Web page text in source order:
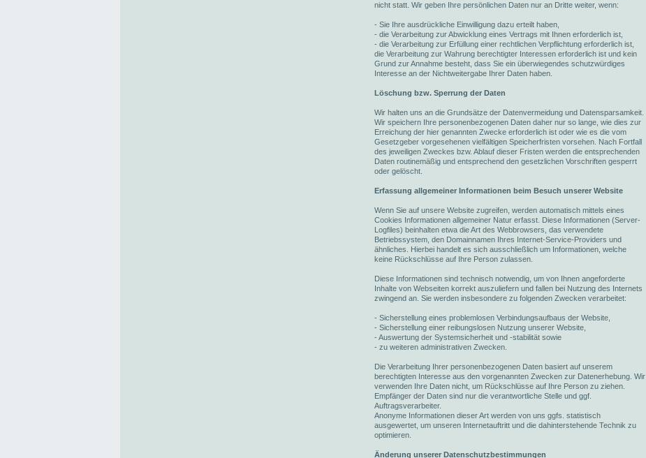
nicht statt. Wir geben Ihre persönlichen Daten nur an Dritte weiter, wenn:
- Sie Ihre ausdrückliche Einwilligung dazu erteilt haben,
- die Verarbeitung zur Abwicklung eines Vertrags mit Ihnen erforderlich ist,
- die Verarbeitung zur Erfüllung einer rechtlichen Verpflichtung erforderlich ist,
die Verarbeitung zur Wahrung berechtigter Interessen erforderlich ist und kein
Grund zur Annahme besteht, dass Sie ein überwiegendes schutzwürdiges
Interesse an der Nichtweitergabe Ihrer Daten haben.
Löschung bzw. Sperrung der Daten
Wir halten uns an die Grundsätze der Datenvermeidung und Datensparsamkeit.
Wir speichern Ihre personenbezogenen Daten daher nur so lange, wie dies zur
Erreichung der hier genannten Zwecke erforderlich ist oder wie es die vom
Gesetzgeber vorgesehenen vielfältigen Speicherfristen vorsehen. Nach Fortfall
des jeweiligen Zweckes bzw. Ablauf dieser Fristen werden die entsprechenden
Daten routinemäßig und entsprechend den gesetzlichen Vorschriften gesperrt
oder gelöscht.
Erfassung allgemeiner Informationen beim Besuch unserer Website
Wenn Sie auf unsere Website zugreifen, werden automatisch mittels eines
Cookies Informationen allgemeiner Natur erfasst. Diese Informationen (Server-
Logfiles) beinhalten etwa die Art des Webbrowsers, das verwendete
Betriebssystem, den Domainnamen Ihres Internet-Service-Providers und
ähnliches. Hierbei handelt es sich ausschließlich um Informationen, welche
keine Rückschlüsse auf Ihre Person zulassen.
Diese Informationen sind technisch notwendig, um von Ihnen angeforderte
Inhalte von Webseiten korrekt auszuliefern und fallen bei Nutzung des Internets
zwingend an. Sie werden insbesondere zu folgenden Zwecken verarbeitet:
- Sicherstellung eines problemlosen Verbindungsaufbaus der Website,
- Sicherstellung einer reibungslosen Nutzung unserer Website,
- Auswertung der Systemsicherheit und -stabilität sowie
- zu weiteren administrativen Zwecken.
Die Verarbeitung Ihrer personenbezogenen Daten basiert auf unserem
berechtigten Interesse aus den vorgenannten Zwecken zur Datenerhebung. Wir
verwenden Ihre Daten nicht, um Rückschlüsse auf Ihre Person zu ziehen.
Empfänger der Daten sind nur die verantwortliche Stelle und ggf.
Auftragsverarbeiter.
Anonyme Informationen dieser Art werden von uns ggfs. statistisch
ausgewertet, um unseren Internetauftritt und die dahinterstehende Technik zu
optimieren.
Änderung unserer Datenschutzbestimmungen